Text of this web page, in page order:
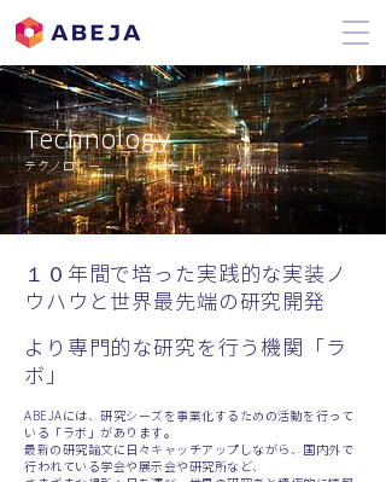
Technology
テクノロジー
１０年間で培った実践的な実装ノ
ウハウと世界最先端の研究開発
より専門的な研究を行う機関「ラ
ボ」
ABEJAには、研究シーズを事業化するための活動を行って
いる「ラボ」があります。
最新の研究論文に日々キャッチアップしながら、国内外で
行われている学会や展示会や研究所など、